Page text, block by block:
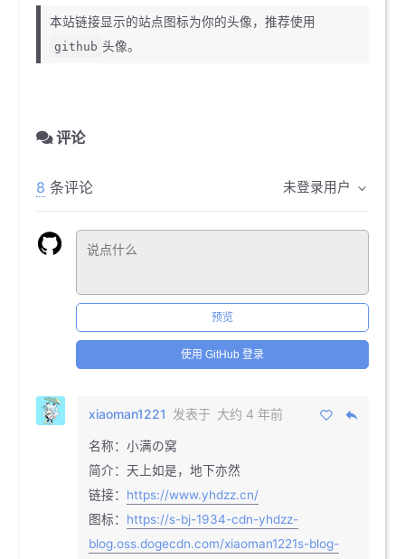
本站链接显示的站点图标为你的头像，推荐使用
github 头像。
评论
8 条评论 未登录用户
预览
使用 GitHub 登录
xiaoman1221 发表于 大约 4 年前
名称：小满の窝
简介：天上如是，地下亦然
链接： https://www.yhdzz.cn/
图标： https://s-bj-1934-cdn-yhdzz-
blog.oss.dogecdn.com/xiaoman1221s-blog-